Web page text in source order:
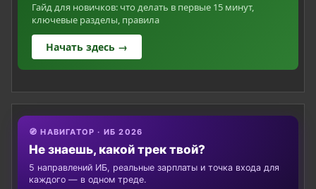
Гайд для новичков: что делать в первые 15 минут,
ключевые разделы, правила
Начать здесь →
🧭 НАВИГАТОР · ИБ 2026
Не знаешь, какой трек твой?
5 направлений ИБ, реальные зарплаты и точка входа для
каждого — в одном треде.